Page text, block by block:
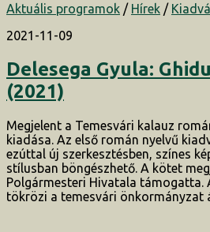
Aktuális programok / Hírek /
2021-11-09
Delesega Gyula:
(2021)
Megjelent a Temesvári kalauz
kiadása. Az első román nyelvű
ezúttal új szerkesztésben, színes
stílusban böngészhető. A kötet
Polgármesteri Hivatala támogatta.
tökrözi a temesvári önkormányzat